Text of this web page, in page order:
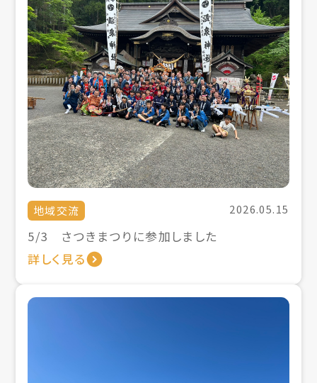
地域交流 2026.05.15
5/3 さつきまつりに参加しました
詳しく見る